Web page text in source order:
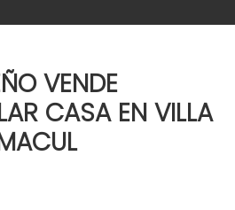
VENDE
CASA EN VILLA